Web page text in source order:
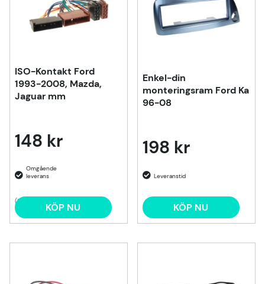
ISO-Kontakt Ford
1993-2008, Mazda,
Jaguar mm
148 kr
(1) KÖP NU
Enkel-din
monteringsram Ford Ka
96-08
198 kr
KÖP NU